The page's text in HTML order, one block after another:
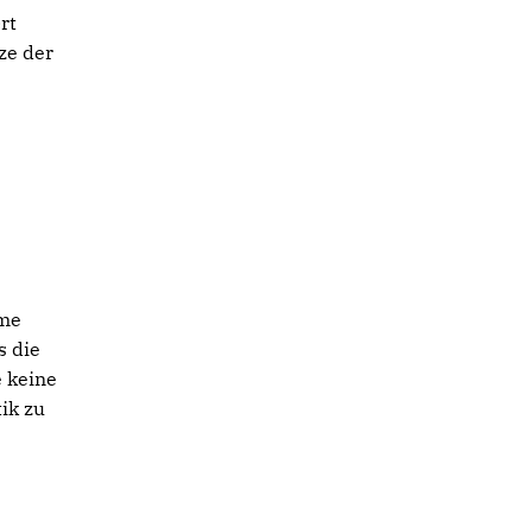
der
die
keine
zu